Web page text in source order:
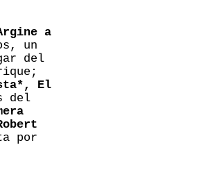
a
un
del
El
del
por